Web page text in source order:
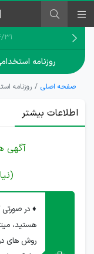
روزنامه استخدامی
صفحه اصلی روزنامه
اطلاعات بیشتر
آگهی
♦ در
هستید،
روش های